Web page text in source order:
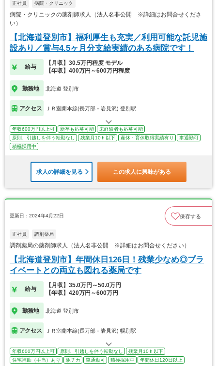
正社員 病院・クリニック
病院・クリニックの薬剤師求人（法人名非公開 ※詳細はお問合せくださ
い）
【北海道登別市】福利厚生も充実／利用可能な託児施
設あり／賞与4.5ヶ月分支給実績のある病院です！
給与
【月収】30.5万円程度 モデル
【年収】400万円～600万円程度
勤務地 北海道 登別市
アクセス ＪＲ室蘭本線(長万部－岩見沢) 登別駅
年収600万円以上可 新卒も応募可能
未経験者も応募可能
原則、引越しを伴う転勤なし
残業月10ｈ以下 産休・育休取得実績有り
車通勤可
積極採用中
求人の詳細を見る この求人に興味がある
更新日：2024年4月22日 保存する
正社員 調剤薬局
調剤薬局の薬剤師求人（法人名非公開 ※詳細はお問合せください）
【北海道登別市】年間休日126日！残業少なめ◎プラ
イベートとの両立も図れる薬局です
給与
【月収】35.0万円～50.0万円
【年収】420万円～600万円
勤務地 北海道 登別市
アクセス ＪＲ室蘭本線(長万部－岩見沢) 幌別駅
年収600万円以上可 原則、引越しを伴う転勤なし
残業月10ｈ以下
住宅補助（手当）あり
駅チカ 車通勤可 積極採用中 年間休日120日以上